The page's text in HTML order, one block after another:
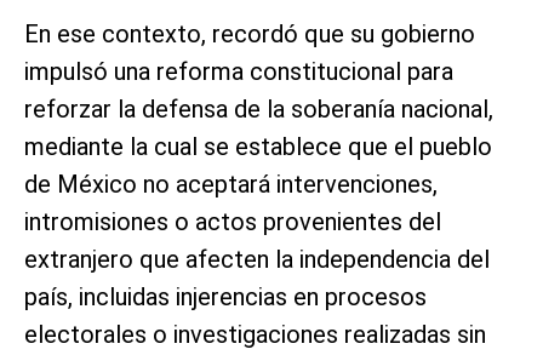
En ese contexto, recordó que su gobierno
impulsó una reforma constitucional para
reforzar la defensa de la soberanía nacional,
mediante la cual se establece que el pueblo
de México no aceptará intervenciones,
intromisiones o actos provenientes del
extranjero que afecten la independencia del
país, incluidas injerencias en procesos
electorales o investigaciones realizadas sin